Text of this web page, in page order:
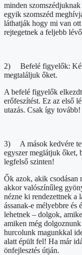
minden
egyik szomszéd
láthatják hogy mi van
rejtegetnek a feljebb
2) Befelé figyelők:
megtaláljuk őket.
A befelé figyelők
erőfeszítést. Ez az első
utazás. Csak így tovább!
3) A mások kedvére
egyszer meglátjuk őket,
legfelső szinten!
Ők azok, akik csodásan
akkor valószínűleg
nézne ki rendezettnek
ássanak-e mélyebbre és
lehetnek – dolgok,
amiken még
hurcolunk magunkkal
alatt épült fel! Ha már
önfejlesztés útján.